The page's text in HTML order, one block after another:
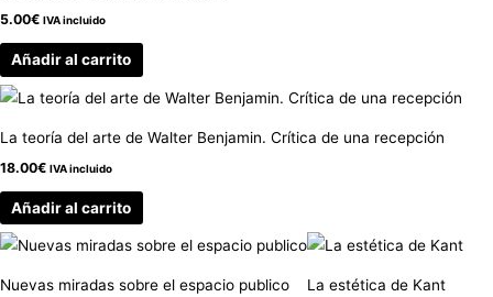
5.00€ IVA incluido
Añadir al carrito
La teoría del arte de Walter Benjamin. Crítica de una recepción
18.00€ IVA incluido
Añadir al carrito
Nuevas miradas sobre el espacio publico La estética de Kant